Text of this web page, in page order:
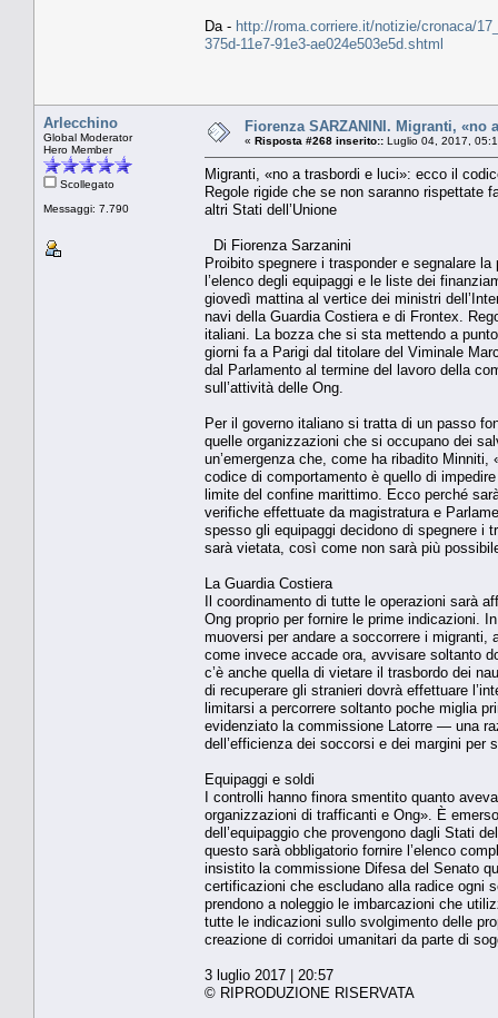
Da - http://roma.corriere.it/notizie/cronaca/
375d-11e7-91e3-ae024e503e5d.shtml
Arlecchino
Global Moderator
Hero Member
Scollegato
Messaggi: 7.790
Fiorenza SARZANINI. Migranti,
« Risposta #268 inserito:: Luglio 04, 2017,
Migranti, «no a trasbordi e luci»: ecco il
Regole rigide che se non saranno rispettate
altri Stati dell’Unione
Di Fiorenza Sarzanini
Proibito spegnere i trasponder e segnalare
l’elenco degli equipaggi e le liste dei
giovedì mattina al vertice dei ministri
navi della Guardia Costiera e di Frontex.
italiani. La bozza che si sta mettendo a
giorni fa a Parigi dal titolare del Viminale
dal Parlamento al termine del lavoro della
sull’attività delle Ong.
Per il governo italiano si tratta di un passo
quelle organizzazioni che si occupano dei
un’emergenza che, come ha ribadito
codice di comportamento è quello di
limite del confine marittimo. Ecco perché
verifiche effettuate da magistratura e
spesso gli equipaggi decidono di spegnere i
sarà vietata, così come non sarà più
La Guardia Costiera
Il coordinamento di tutte le operazioni sarà
Ong proprio per fornire le prime indicazioni.
muoversi per andare a soccorrere i migranti,
come invece accade ora, avvisare soltanto
c’è anche quella di vietare il trasbordo dei
di recuperare gli stranieri dovrà effettuare
limitarsi a percorrere soltanto poche miglia
evidenziato la commissione Latorre — una
dell’efficienza dei soccorsi e dei margini per
Equipaggi e soldi
I controlli hanno finora smentito quanto
organizzazioni di trafficanti e Ong». È
dell’equipaggio che provengono dagli Stati
questo sarà obbligatorio fornire l’elenco
insistito la commissione Difesa del Senato
certificazioni che escludano alla radice ogni
prendono a noleggio le imbarcazioni che
tutte le indicazioni sullo svolgimento delle
creazione di corridoi umanitari da parte di
3 luglio 2017 | 20:57
© RIPRODUZIONE RISERVATA